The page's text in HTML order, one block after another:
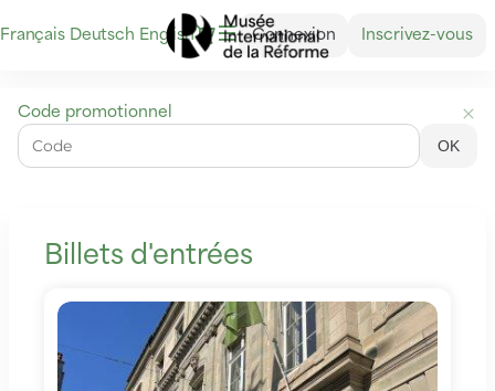
Langue
Français Deutsch English Dialogue
Connexion Inscrivez-vous
Code promotionnel
OK
Musée
international
VentesBillets d'entrées